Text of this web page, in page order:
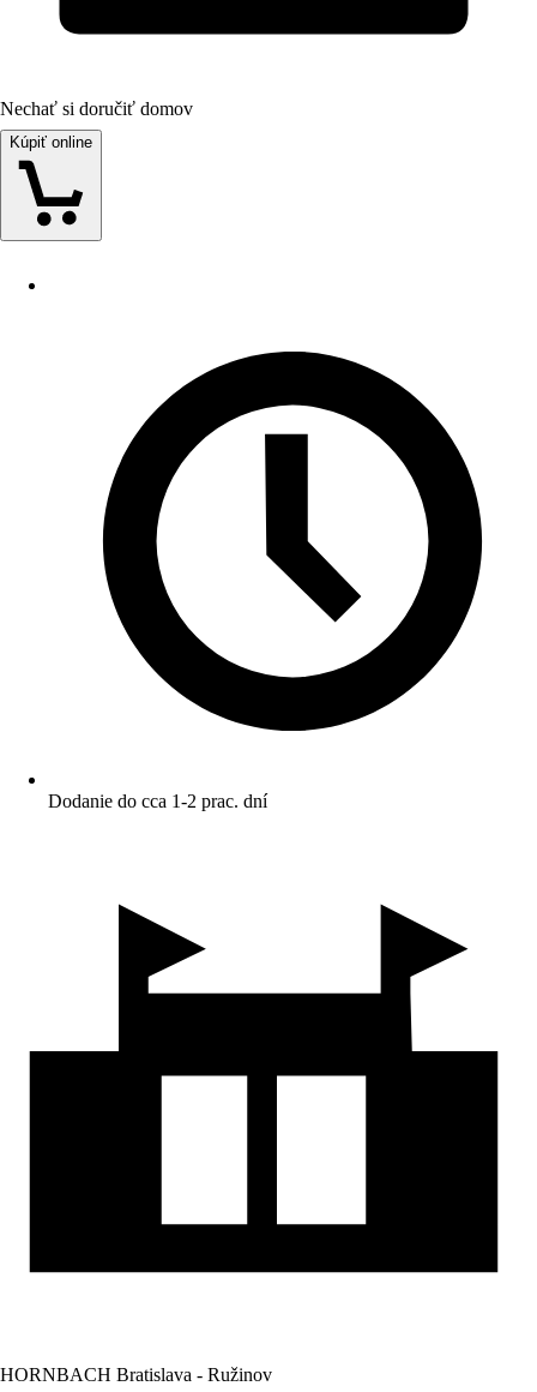
Nechať si doručiť domov
Kúpiť online
Dodanie do cca 1-2 prac. dní
HORNBACH Bratislava - Ružinov